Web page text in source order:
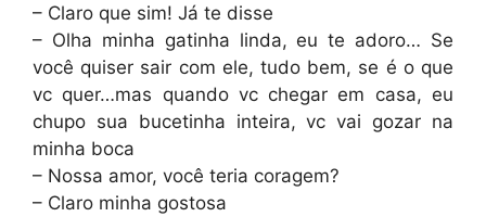
– Claro que sim! Já te disse
– Olha minha gatinha linda, eu te adoro… Se
você quiser sair com ele, tudo bem, se é o que
vc quer…mas quando vc chegar em casa, eu
chupo sua bucetinha inteira, vc vai gozar na
minha boca
– Nossa amor, você teria coragem?
– Claro minha gostosa